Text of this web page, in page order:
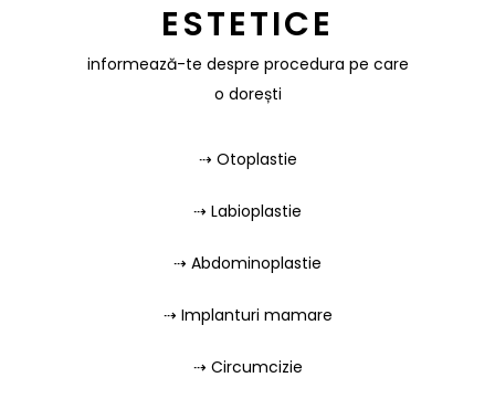
ESTETICE
informează-te despre procedura pe care
o dorești
⇢ Otoplastie
⇢ Labioplastie
⇢ Abdominoplastie
⇢ Implanturi mamare
⇢ Circumcizie